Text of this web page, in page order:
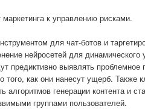
к управлению рисками.
для чат-ботов и
нейросетей для динамического
предиктивно выявлять проблемное
как они нанесут ущерб. Также
генерации контента и
группами пользователей.